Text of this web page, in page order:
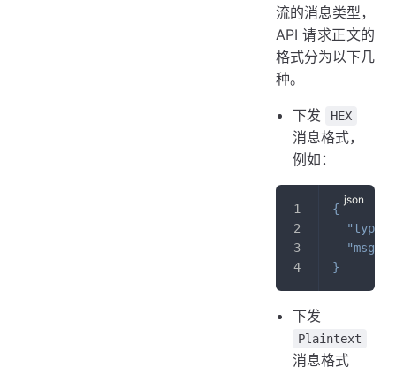
流的消息类型，
API 请求正文的
格式分为以下几
种。
下发 HEX
消息格式，
例如：
{
"type"
"msg"
}
下发
Plaintext
消息格式